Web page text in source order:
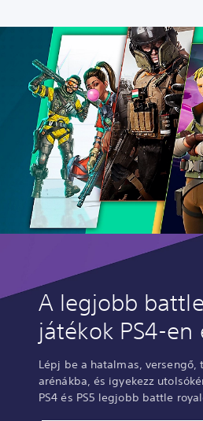
A legjobb
játékok PS4-en
Lépj be a hatalmas, versengő,
arénákba, és igyekezz
PS4 és PS5 legjobb battle